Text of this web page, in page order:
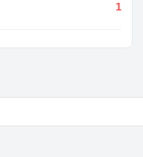
1